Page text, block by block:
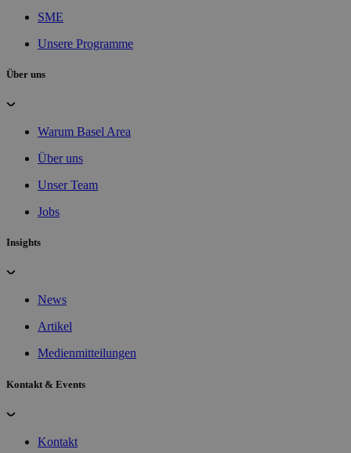
SME
Unsere Programme
Über uns
Warum Basel Area
Über uns
Unser Team
Jobs
Insights
News
Artikel
Medienmitteilungen
Kontakt & Events
Kontakt